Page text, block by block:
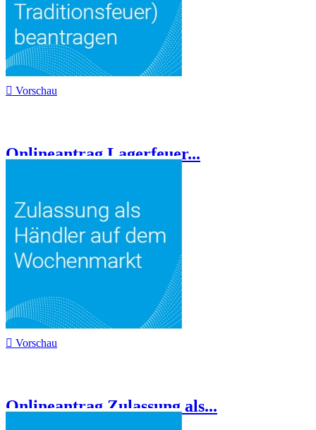
 Vorschau
Onlineantrag Lagerfeuer...
 Vorschau
Onlineantrag Zulassung als...